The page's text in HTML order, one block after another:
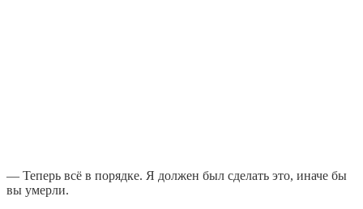
— Теперь всё в порядке. Я должен был сделать это, иначе бы
вы умерли.